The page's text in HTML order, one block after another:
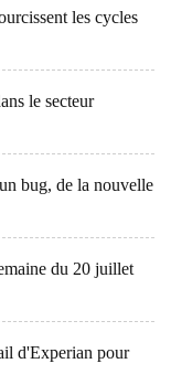
les cycles
le secteur
bug, de la nouvelle
du 20 juillet
d'Experian pour